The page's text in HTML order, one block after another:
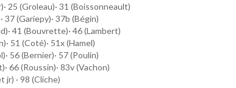
25 (Groleau)· 31 (Boissonneault)
37 (Gariepy)· 37b (Bégin)
41 (Bouvrette)· 46 (Lambert)
51 (Coté)· 51x (Hamel)
56 (Bernier)· 57 (Poulin)
66 (Roussin)· 83v (Vachon)
jr) · 98 (Cliche)